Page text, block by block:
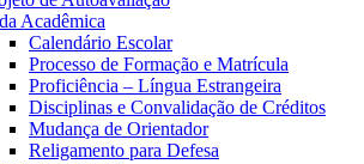
Acadêmica
Calendário Escolar
Processo de Formação e Matrícula
Proficiência – Língua Estrangeira
Disciplinas e Convalidação de Créditos
Mudança de Orientador
Religamento para Defesa